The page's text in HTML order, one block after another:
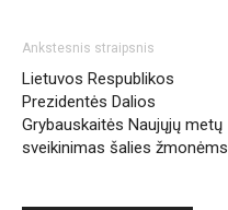
Ankstesnis straipsnis
Lietuvos Respublikos
Prezidentės Dalios
Grybauskaitės Naujųjų metų
sveikinimas šalies žmonėms